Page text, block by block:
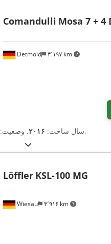
Detmold ۴٬۱۹۷ km
Comandulli Mosa 7 + 4
سال ساخت: ۲۰۱۶, وضعیت: ,
Wiesau ۳٬۹۱۶ km
Löffler KSL-100 MG